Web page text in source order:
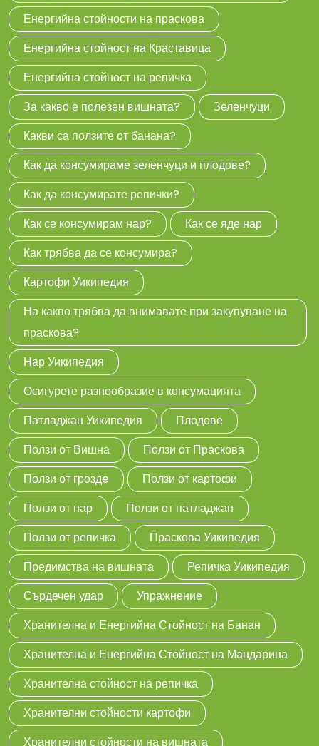
Енергийна стойности на праскова
Енергийна стойност на Краставица
Енергийна стойност на репичка
За какво е полезен вишната?
Зеленчуци
Какви са ползите от банана?
Как да консумираме зеленчуци и плодове?
Как да консумирате репички?
Как се консумирам нар?
Как се яде нар
Как трябва да се консумира?
Картофи Уикипедия
На какво трябва да внимавате при закупуване на
праскова?
Нар Уикипедия
Осигурете разнообразие в консумацията
Патладжан Уикипедия
Плодове
Ползи от Вишна
Ползи от Праскова
Ползи от гроздe
Ползи от картофи
Ползи от нар
Ползи от патладжан
Ползи от репичка
Праскова Уикипедия
Предимства на вишната
Репичка Уикипедия
Сърдечен удар
Упражнение
Хранителна и Енергийна Стойност на Банан
Хранителна и Енергийна Стойност на Мандарина
Хранителна стойност на репичка
Хранителни стойности картофи
Хранителни стойности на вишната